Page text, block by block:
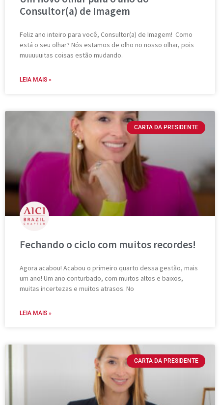
Consultor(a) de Imagem
Feliz ano inteiro para você, Consultor(a) de Imagem! Como
está o seu olhar? Nós estamos de olho no nosso olhar, pois
muuuuuitas coisas estão mudando.
LEIA MAIS »
CARTA DA PRESIDENTE
Fechando o ciclo com muitos recordes!
Agora acabou! Acabou o primeiro quarto dessa gestão, mais
um ano! Um ano conturbado, com muitos altos e baixos,
muitas incertezas e muitos atrasos. No
LEIA MAIS »
CARTA DA PRESIDENTE